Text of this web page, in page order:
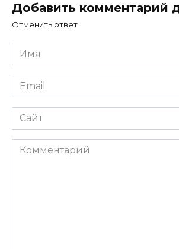
Добавить комментарий
Отменить ответ
Имя
*
Email
*
Сайт
Комментарий